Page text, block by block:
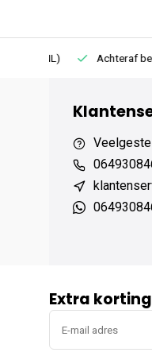
Achteraf betalen
Extra